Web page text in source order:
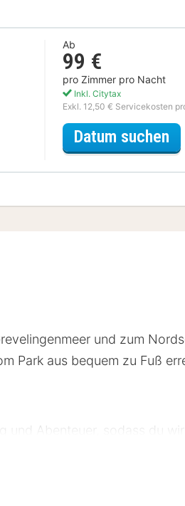
Ab
99 €
pro Zimmer pro Nacht
Inkl. Citytax
Exkl. 12,50 € Servicekosten
Datum suchen
und zum
Park aus bequem zu Fuß
Abenteuer, sodass du
Apartments und